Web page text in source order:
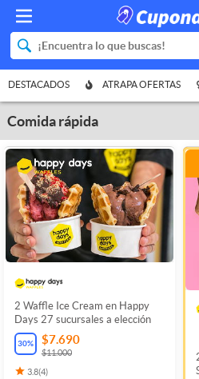
DESTACADOS ATRAPA OFERTAS
Comida rápida
2 Waffle Ice Cream en Happy
Days 27 sucursales a elección
30% $7.690
$11.000
3.8(4)